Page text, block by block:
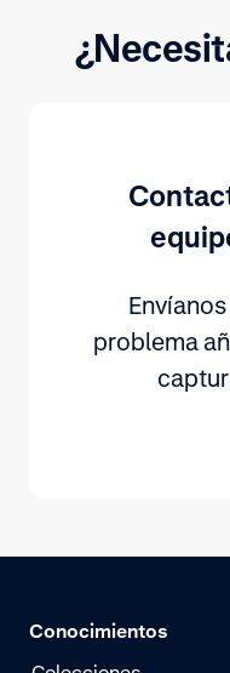
problema
Conocimientos